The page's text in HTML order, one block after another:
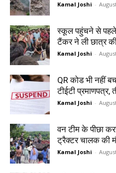
Kamal Joshi -
स्कूल पहुंचने से पहले
टैंकर ने ली छात्र
Kamal Joshi -
QR कोड भी नहीं
टीईटी प्रमाणपत्र,
Kamal Joshi -
वन टीम के पीछा
ट्रैक्टर चालक की
Kamal Joshi -